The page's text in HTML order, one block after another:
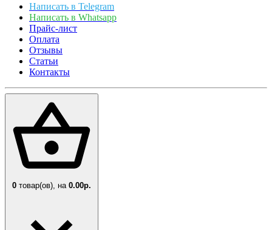
Написать в Telegram
Написать в Whatsapp
Прайс-лист
Оплата
Отзывы
Статьи
Контакты
0 товар(ов), на 0.00р.